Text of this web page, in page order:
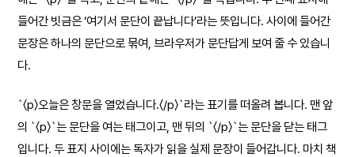
들어간 빗금은 ‘여기서 문단이 끝납니다’라는 뜻입니다. 사이에 들어간
문장은 하나의 문단으로 묶여, 브라우저가 문단답게 보여 줄 수 있습니
다.
`〈p〉오늘은 창문을 열었습니다.〈/p〉`라는 표기를 떠올려 봅니다. 맨 앞
의 `〈p〉`는 문단을 여는 태그이고, 맨 뒤의 `〈/p〉`는 문단을 닫는 태그
입니다. 두 표지 사이에는 독자가 읽을 실제 문장이 들어갑니다. 마치 책